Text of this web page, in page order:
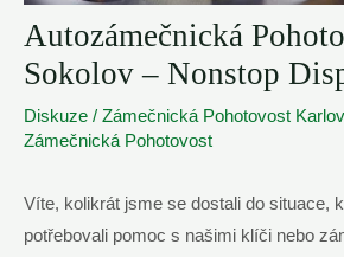
Autozámečnická
Sokolov – Nonstop
Diskuze / Zámečnická Pohotovost
Zámečnická Pohotovost
Víte, kolikrát jsme se dostali do situace,
potřebovali pomoc s našimi klíči nebo